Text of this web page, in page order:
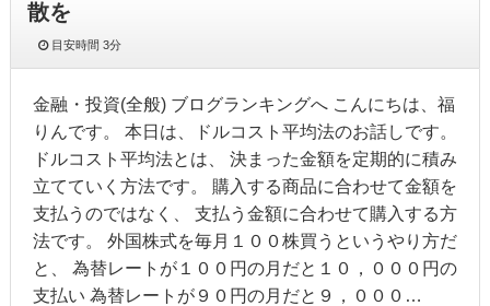
散を
目安時間3分
金融・投資(全般) ブログランキングへ こんにちは、福
りんです。 本日は、ドルコスト平均法のお話しです。
ドルコスト平均法とは、 決まった金額を定期的に積み
立てていく方法です。 購入する商品に合わせて金額を
支払うのではなく、 支払う金額に合わせて購入する方
法です。 外国株式を毎月１００株買うというやり方だ
と、 為替レートが１００円の月だと１０，０００円の
支払い 為替レートが９０円の月だと９，０００…